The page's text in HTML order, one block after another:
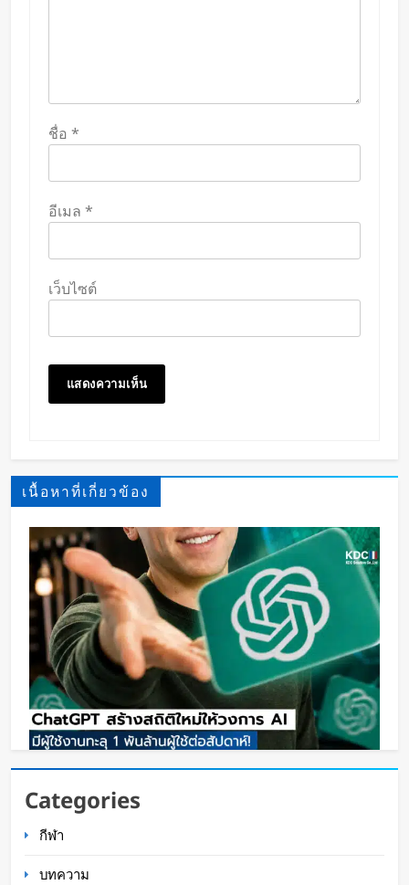
ชื่อ *
อีเมล *
เว็บไซต์
เนื้อหาที่เกี่ยวข้อง
ChatGPT ทะลุ 1 พันล้านผู้ใช้ต่อสัปดาห์ เร็วที่สุดใน
โลก AI
Categories
กีฬา
บทความ